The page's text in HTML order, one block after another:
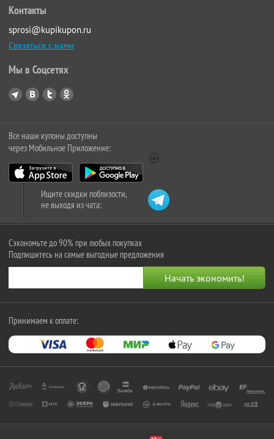
Контакты
sprosi@kupikupon.ru
Связаться с нами
Мы в Соцсетях
Все наши купоны доступны
через Мобильное Приложение:
Ищите скидки поблизости,
не выходя из чата:
Сэкономьте до 90% при любых покупках
Подпишитесь на самые выгодные предложения
Принимаем к оплате: